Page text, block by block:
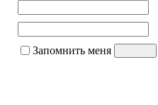
Запомнить меня